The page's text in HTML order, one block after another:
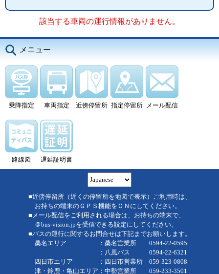
該当する車両の運行情報がありません。
メニュー
乗降指定 車両指定 近傍停留所 指定停留所 メール配信
路線図 遅延証明書
■近傍停留所（近くの停留所を地図で表示）ご利用時は、
お持ちの端末のＧＰＳ機能をＯＮにしてください。
■メール配信をご利用される場合は、お持ちの端末で、
＠bus-vision.jpを受信できる設定にしてください。
■バスの運行に関するお問合せは下記までお願いします。
桑名エリア ：桑名営業所 0594-22-0595
：八風バス 0594-22-6321
四日市エリア ：四日市営業所 059-323-0808
津・鈴鹿・亀山エリア：中勢営業所 059-233-3501